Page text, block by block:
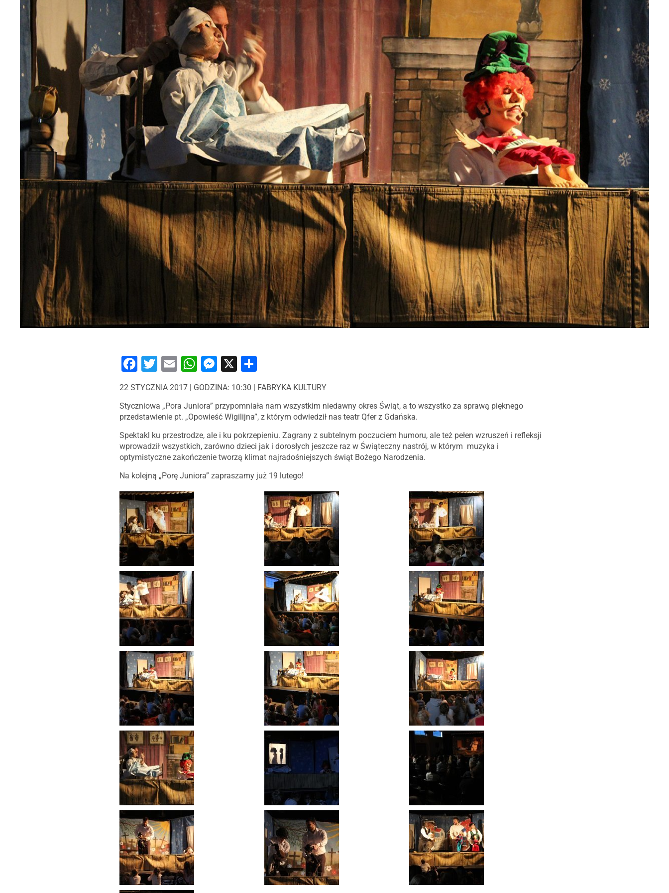
Facebook
Twitter
EmailWhatsApp
Messenger
X
22 STYCZNIA 2017 | GODZINA: 10:30 | FABRYKA KULTURY
Styczniowa „Pora Juniora” przypomniała nam wszystkim niedawny okres Świąt, a to wszystko za sprawą pięknego
przedstawienie pt. „Opowieść Wigilijna”, z którym odwiedził nas teatr Qfer z Gdańska.
Spektakl ku przestrodze, ale i ku pokrzepieniu. Zagrany z subtelnym poczuciem humoru, ale też pełen wzruszeń i refleksji
wprowadził wszystkich, zarówno dzieci jak i dorosłych jeszcze raz w Świąteczny nastrój, w którym muzyka i
optymistyczne zakończenie tworzą klimat najradośniejszych świąt Bożego Narodzenia.
Na kolejną „Porę Juniora” zapraszamy już 19 lutego!